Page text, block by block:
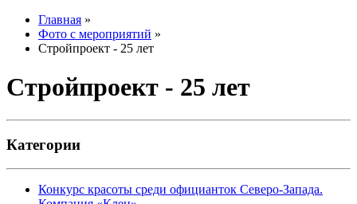
Главная »
Фото с мероприятий »
Стройпроект - 25 лет
Стройпроект - 25 лет
Категории
Конкурс красоты среди официанток Северо-Запада.